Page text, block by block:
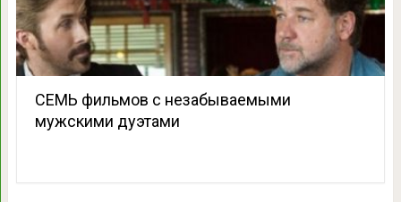
СЕМЬ фильмов с незабываемыми
мужскими дуэтами